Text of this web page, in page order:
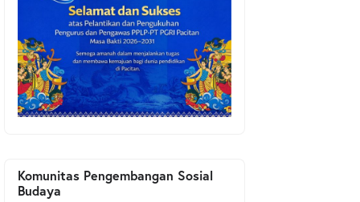
Komunitas Pengembangan Sosial
Budaya